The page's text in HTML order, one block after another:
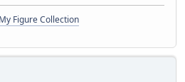
My Figure Collection